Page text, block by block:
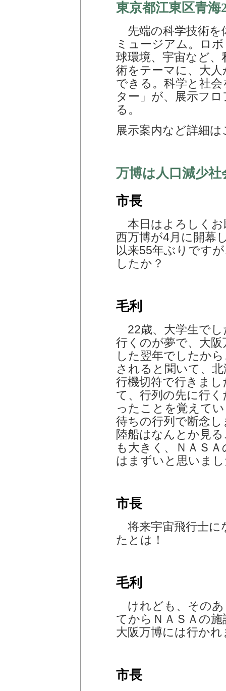
東京都江東区青海
先端の科学技術を
ミュージアム。ロ
球環境、宇宙など
術をテーマに、大
できる。科学と社
ター」が、展示フ
る。
展示案内など詳細
万博は人口減少
市長
本日はよろしくお
西万博が4月に開幕
以来55年ぶりです
したか？
毛利
22歳、大学生でし
行くのが夢で、大
した翌年でしたか
されると聞いて、
行機切符で行きま
て、行列の先に行
ったことを覚えて
待ちの行列で断念
陸船はなんとか見
も大きく、ＮＡＳ
はまずいと思いま
市長
将来宇宙飛行士に
たとは！
毛利
けれども、そのあ
てからＮＡＳＡの
大阪万博には行か
市長